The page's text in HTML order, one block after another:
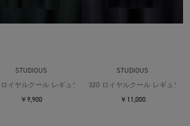
ツ
STUDIOUS
ロイヤルクール レギュラーTシャツ
￥9,900
STUDIOUS
32G ロイヤルクール レギュラー
￥11,000